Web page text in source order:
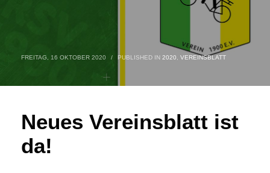
FREITAG, 16 OKTOBER 2020 / PUBLISHED IN 2020 VEREINSBLATT
Neues Vereinsblatt ist
da!